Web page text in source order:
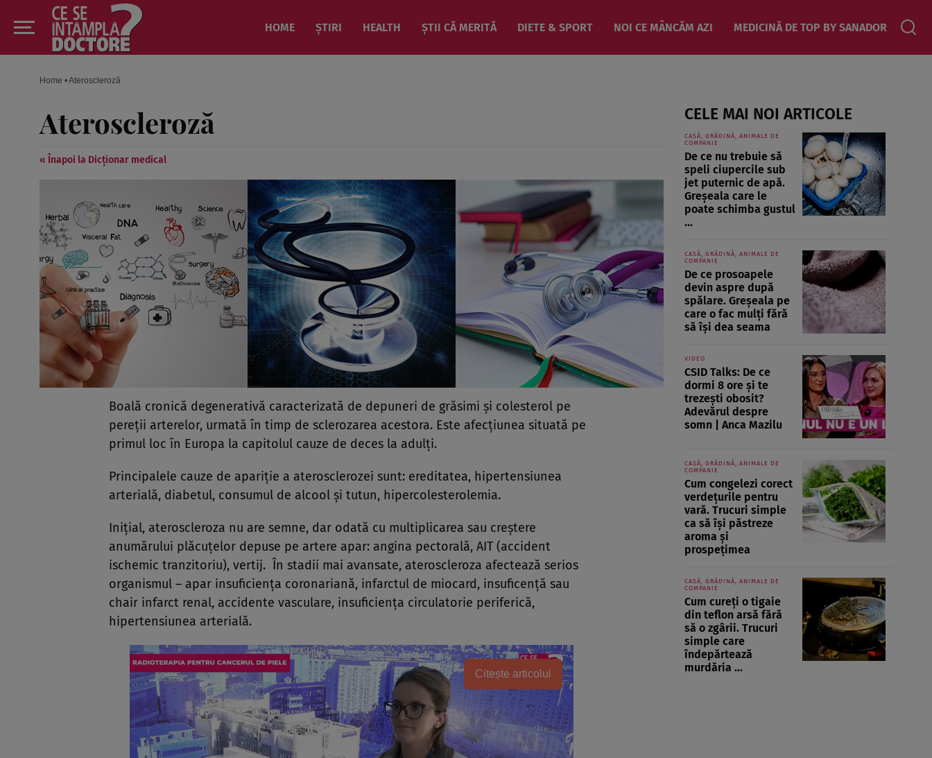
HOME ȘTIRI HEALTH ȘTII CĂ MERITĂ DIETE & SPORT NOI CE MÂNCĂM AZI MEDICINĂ DE TOP BY SANADOR
Home •Ateroscleroză
Ateroscleroză
« Înapoi la Dicționar medical
Boală cronică degenerativă caracterizată de depuneri de grăsimi şi colesterol pe
pereţii arterelor, urmată în timp de sclerozarea acestora. Este afecţiunea situată pe
primul loc în Europa la capitolul cauze de deces la adulţi.
Principalele cauze de apariţie a aterosclerozei sunt: ereditatea, hipertensiunea
arterială, diabetul, consumul de alcool şi tutun, hipercolesterolemia.
Iniţial, ateroscleroza nu are semne, dar odată cu multiplicarea sau creştere
anumărului plăcuţelor depuse pe artere apar: angina pectorală, AIT (accident
ischemic tranzitoriu), vertij. În stadii mai avansate, ateroscleroza afectează serios
organismul – apar insuficienţa coronariană, infarctul de miocard, insuficenţă sau
chair infarct renal, accidente vasculare, insuficienţa circulatorie periferică,
hipertensiunea arterială.
Citește articolul
CELE MAI NOI ARTICOLE
CASĂ, GRĂDINĂ, ANIMALE DE
COMPANIE
De ce nu trebuie să
speli ciupercile sub
jet puternic de apă.
Greșeala care le
poate schimba gustul
...
CASĂ, GRĂDINĂ, ANIMALE DE
COMPANIE
De ce prosoapele
devin aspre după
spălare. Greșeala pe
care o fac mulți fără
să își dea seama
VIDEO
CSID Talks: De ce
dormi 8 ore și te
trezești obosit?
Adevărul despre
somn | Anca Mazilu
CASĂ, GRĂDINĂ, ANIMALE DE
COMPANIE
Cum congelezi corect
verdețurile pentru
vară. Trucuri simple
ca să își păstreze
aroma și
prospețimea
CASĂ, GRĂDINĂ, ANIMALE DE
COMPANIE
Cum cureți o tigaie
din teflon arsă fără
să o zgârii. Trucuri
simple care
îndepărtează
murdăria ...